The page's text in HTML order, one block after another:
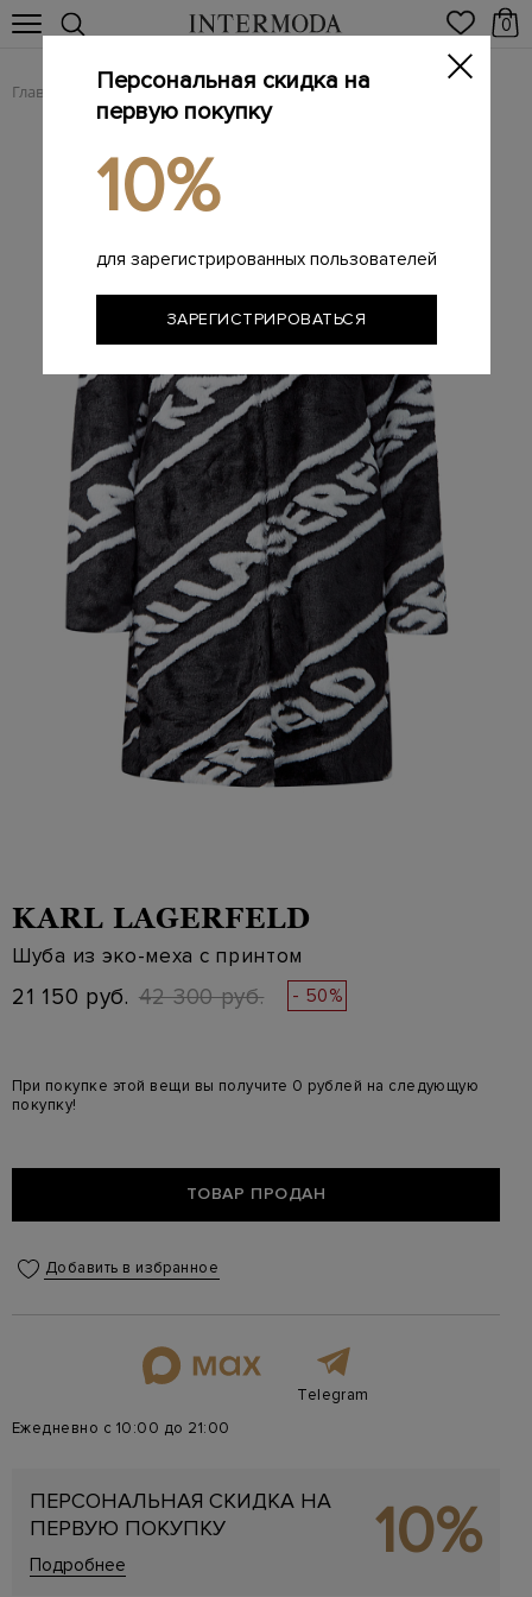
0
Главная Шуба из эко-меха с принтом
KARL LAGERFELD
Шуба из эко-меха с принтом
21 150 руб. 42 300 руб. - 50%
При покупке этой вещи вы получите 0 рублей на следующую
покупку!
ТОВАР ПРОДАН
Добавить в избранное
Telegram
Ежедневно с 10:00 до 21:00
ПЕРСОНАЛЬНАЯ СКИДКА НА
ПЕРВУЮ ПОКУПКУ
Подробнее 10%
Персональная скидка на
первую покупку
10%
для зарегистрированных пользователей
ЗАРЕГИСТРИРОВАТЬСЯ